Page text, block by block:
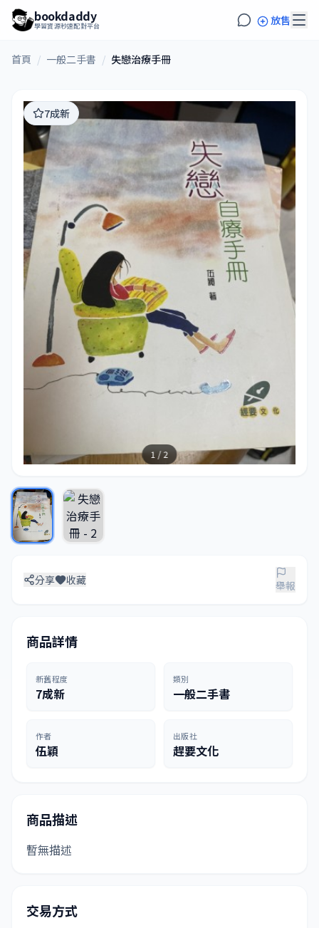
bookdaddy
學習資源秒速配對平台 放售
首頁 / 一般二手書 / 失戀治療手冊
1 / 2
7成新
分享 收藏 舉報
商品詳情
新舊程度
7成新
類別
一般二手書
作者
伍穎
出版社
趕要文化
商品描述
暫無描述
交易方式